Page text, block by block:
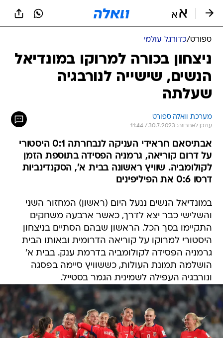
ספורט/כדורגל עולמי
ניצחון בכורה למרוקו במונדיאל
הנשים, שישייה לנורבגיה
שעלתה
מערכת וואלה ספורט
עודכן לאחרונה: 30.7.2023 / 11:44
אבתיסאם חראידי העניקה לנבחרתה 0:1 היסטורי
על דרום קוריאה, גרמניה הפסידה בתוספת הזמן
לקולומביה. שוויץ ראשונה בבית א', הסקנדינביות
דרסו 0:6 את הפיליפינים
במונדיאל הנשים ננעל היום (ראשון) המחזור השני
והשלישי כבר יצא לדרך, כאשר ארבעה משחקים
התקיימו בסך הכל. הראשון שבהם הסתיים בניצחון
היסטורי למרוקו על קוריאה הדרומית ובאותו הבית
גרמניה הפסידה לקולומביה בדרמת ענק. בבית א'
הושלמה תמונת העולות, כששוויץ סיימה בפסגה
ונורבגיה העפילה לשמינית הגמר בסטייל.